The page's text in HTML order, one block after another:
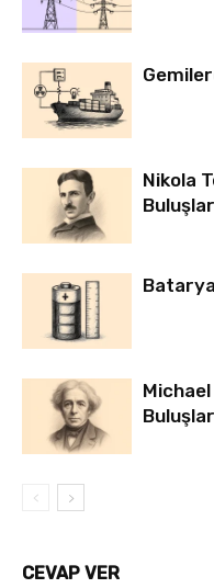
Nikola
Batarya
CEVAP VER